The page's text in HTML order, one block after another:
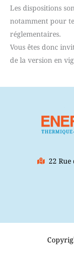
Les dispositions
notamment pour
réglementaires.
Vous êtes donc
de la version en
22 Rue